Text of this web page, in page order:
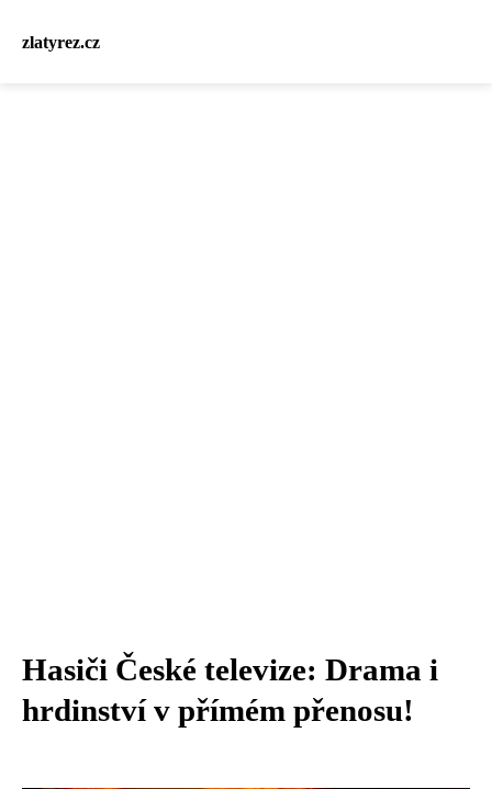
zlatyrez.cz
Hasiči České televize: Drama i
hrdinství v přímém přenosu!